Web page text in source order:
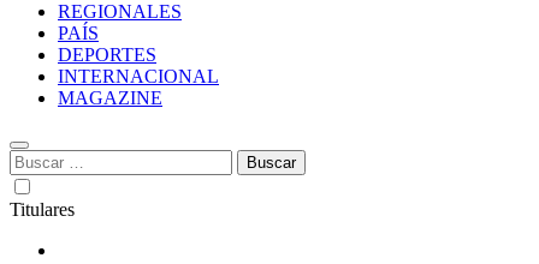
REGIONALES
PAÍS
DEPORTES
INTERNACIONAL
MAGAZINE
Buscar:
Titulares